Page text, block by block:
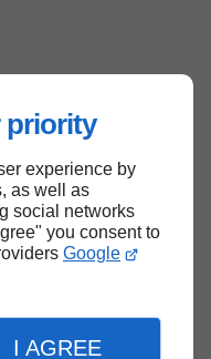
priority
experience by
as well as
social networks
you consent to
Google
I AGREE